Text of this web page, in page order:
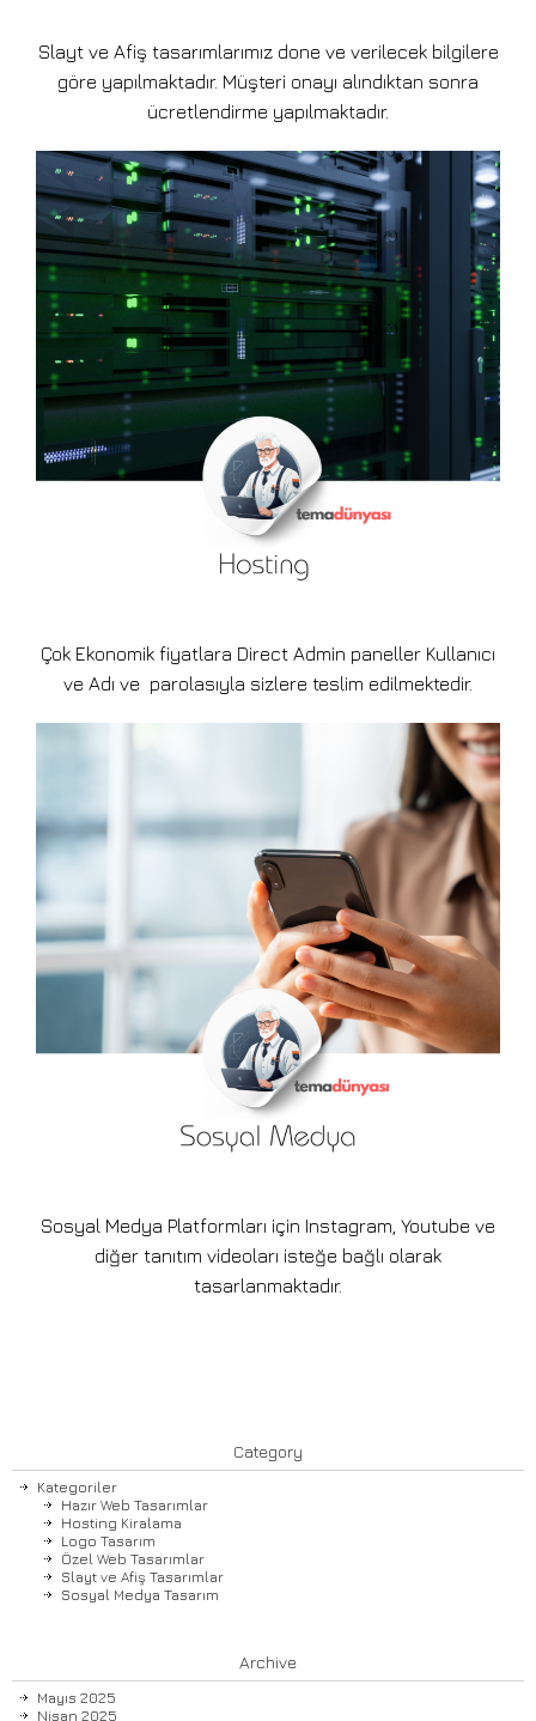
Slayt ve Afiş tasarımlarımız done ve verilecek bilgilere
göre yapılmaktadır. Müşteri onayı alındıktan sonra
ücretlendirme yapılmaktadır.
Çok Ekonomik fiyatlara Direct Admin paneller Kullanıcı
ve Adı ve parolasıyla sizlere teslim edilmektedir.
Sosyal Medya Platformları için Instagram, Youtube ve
diğer tanıtım videoları isteğe bağlı olarak
tasarlanmaktadır.
Category
Kategoriler
Hazır Web Tasarımlar
Hosting Kiralama
Logo Tasarım
Özel Web Tasarımlar
Slayt ve Afiş Tasarımlar
Sosyal Medya Tasarım
Archive
Mayıs 2025
Nisan 2025